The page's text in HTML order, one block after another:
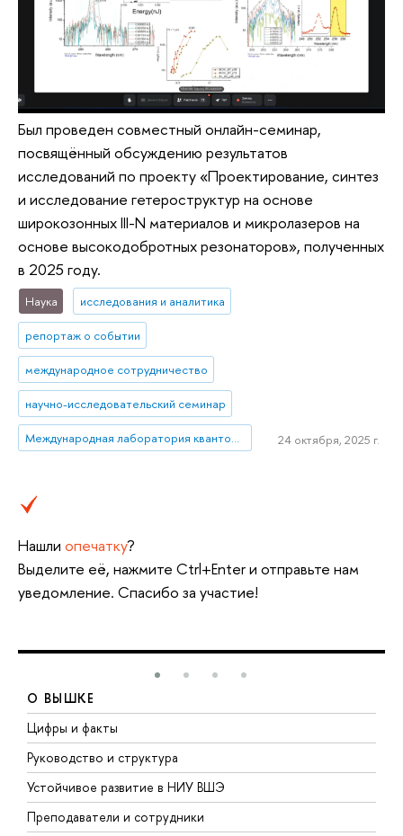
Был проведен совместный онлайн-семинар,
посвящённый обсуждению результатов
исследований по проекту «Проектирование, синтез
и исследование гетероструктур на основе
широкозонных III-N материалов и микролазеров на
основе высокодобротных резонаторов», полученных
в 2025 году.
Наука исследования и аналитика
репортаж о событии
международное сотрудничество
научно-исследовательский семинар
Международная лаборатория квантовой оптоэлектроники 24 октября, 2025 г.
Нашли опечатку?
Выделите её, нажмите Ctrl+Enter и отправьте нам
уведомление. Спасибо за участие!
О ВЫШКЕ
Цифры и факты
Руководство и структура
Устойчивое развитие в НИУ ВШЭ
Преподаватели и сотрудники